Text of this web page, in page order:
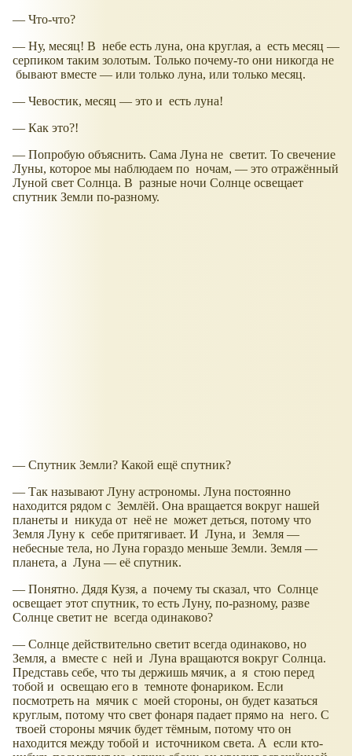
— Что-что?
— Ну, месяц! В небе есть луна, она круглая, а есть месяц —
серпиком таким золотым. Только почему-то они никогда не
бывают вместе — или только луна, или только месяц.
— Чевостик, месяц — это и есть луна!
— Как это?!
— Попробую объяснить. Сама Луна не светит. То свечение
Луны, которое мы наблюдаем по ночам, — это отражённый
Луной свет Солнца. В разные ночи Солнце освещает
спутник Земли по-разному.
— Спутник Земли? Какой ещё спутник?
— Так называют Луну астрономы. Луна постоянно
находится рядом с Землёй. Она вращается вокруг нашей
планеты и никуда от неё не может деться, потому что
Земля Луну к себе притягивает. И Луна, и Земля —
небесные тела, но Луна гораздо меньше Земли. Земля —
планета, а Луна — её спутник.
— Понятно. Дядя Кузя, а почему ты сказал, что Солнце
освещает этот спутник, то есть Луну, по-разному, разве
Солнце светит не всегда одинаково?
— Солнце действительно светит всегда одинаково, но
Земля, а вместе с ней и Луна вращаются вокруг Солнца.
Представь себе, что ты держишь мячик, а я стою перед
тобой и освещаю его в темноте фонариком. Если
посмотреть на мячик с моей стороны, он будет казаться
круглым, потому что свет фонаря падает прямо на него. С
твоей стороны мячик будет тёмным, потому что он
находится между тобой и источником света. А если кто-